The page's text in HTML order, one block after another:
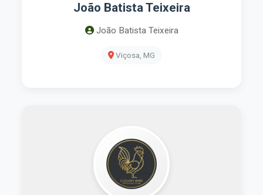
João Batista Teixeira
João Batista Teixeira
Viçosa, MG